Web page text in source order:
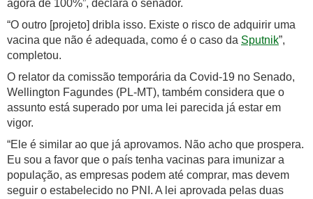
agora de 100%”, declara o senador.
“O outro [projeto] dribla isso. Existe o risco de adquirir uma
vacina que não é adequada, como é o caso da Sputnik”,
completou.
O relator da comissão temporária da Covid-19 no Senado,
Wellington Fagundes (PL-MT), também considera que o
assunto está superado por uma lei parecida já estar em
vigor.
“Ele é similar ao que já aprovamos. Não acho que prospera.
Eu sou a favor que o país tenha vacinas para imunizar a
população, as empresas podem até comprar, mas devem
seguir o estabelecido no PNI. A lei aprovada pelas duas